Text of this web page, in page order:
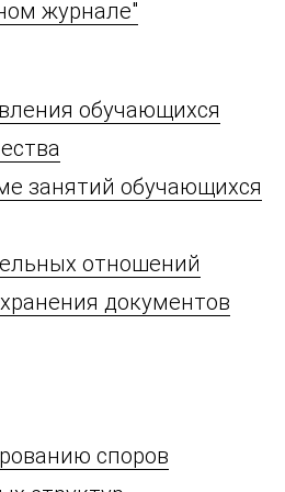
журнале"
обучающихся
занятий обучающихся
отношений
документов
споров